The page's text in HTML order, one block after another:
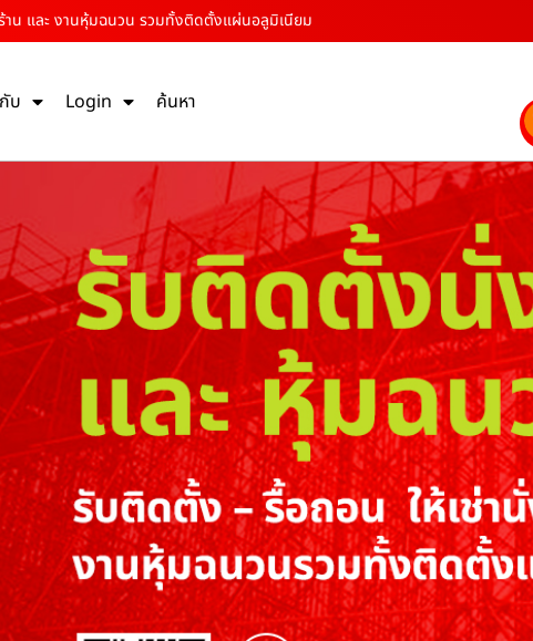
าน และ งานหุ้มฉนวน รวมทั้งติดตั้งแผ่นอลูมิเนียม
บ Login ค้นหา